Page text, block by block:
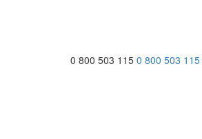
0 800 503 115 0 800 503 115